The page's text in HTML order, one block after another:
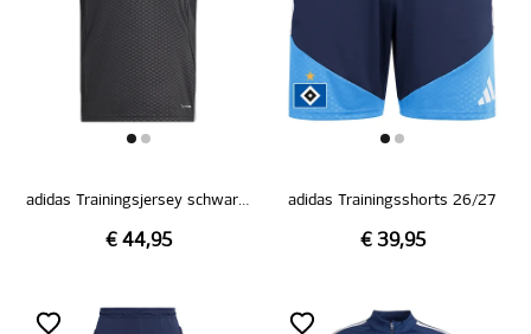
adidas Trainingsjersey schwarz 26/27
€ 44,95
adidas Trainingsshorts 26/27
€ 39,95